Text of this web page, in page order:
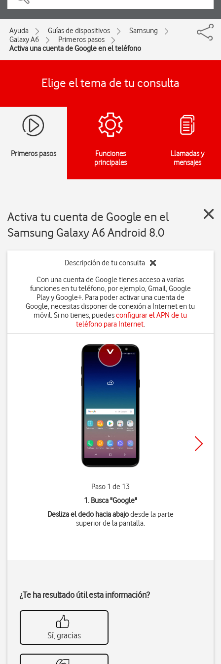
Ayuda Guías de dispositivos
Samsung
Galaxy A6
Primeros pasos
Activa una cuenta de Google en el teléfono
Elige el tema de tu consulta
Primeros pasos
Funciones
principales
Llamadas y
mensajes
Activa tu cuenta de Google en el
Samsung Galaxy A6 Android 8.0
Descripción de tu consulta
Con una cuenta de Google tienes acceso a varias
funciones en tu teléfono, por ejemplo, Gmail, Google
Play y Google+. Para poder activar una cuenta de
Google, necesitas disponer de conexión a Internet en tu
móvil. Si no tienes, puedesconfigurar el APN de tu
teléfono para Internet.
Paso 1 de 13
1. Busca "Google"
Desliza el dedo hacia abajodesde la parte
superior de la pantalla.
¿Te ha resultado útil esta información?
Sí, gracias